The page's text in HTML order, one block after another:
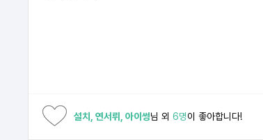
설치, 연서뤼, 아이썽님 외6명이 좋아합니다!